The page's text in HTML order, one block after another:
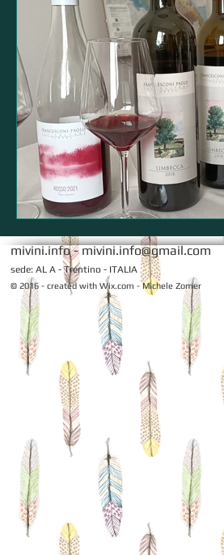
mivini.info -mivini.info@gmail.com
sede: AL A - Trentino - ITALIA
© 2016 - created with Wix.com - Michele Zomer